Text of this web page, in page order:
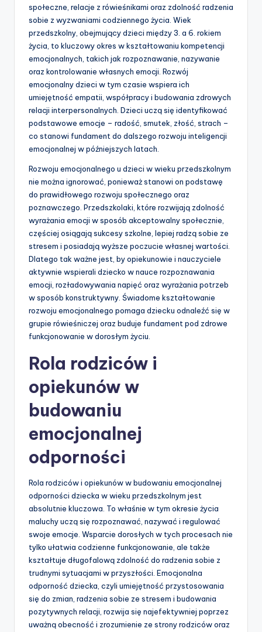
społeczne, relacje z rówieśnikami oraz zdolność radzenia
sobie z wyzwaniami codziennego życia. Wiek
przedszkolny, obejmujący dzieci między 3. a 6. rokiem
życia, to kluczowy okres w kształtowaniu kompetencji
emocjonalnych, takich jak rozpoznawanie, nazywanie
oraz kontrolowanie własnych emocji. Rozwój
emocjonalny dzieci w tym czasie wspiera ich
umiejętność empatii, współpracy i budowania zdrowych
relacji interpersonalnych. Dzieci uczą się identyfikować
podstawowe emocje – radość, smutek, złość, strach –
co stanowi fundament do dalszego rozwoju inteligencji
emocjonalnej w późniejszych latach.
Rozwoju emocjonalnego u dzieci w wieku przedszkolnym
nie można ignorować, ponieważ stanowi on podstawę
do prawidłowego rozwoju społecznego oraz
poznawczego. Przedszkolaki, które rozwijają zdolność
wyrażania emocji w sposób akceptowalny społecznie,
częściej osiągają sukcesy szkolne, lepiej radzą sobie ze
stresem i posiadają wyższe poczucie własnej wartości.
Dlatego tak ważne jest, by opiekunowie i nauczyciele
aktywnie wspierali dziecko w nauce rozpoznawania
emocji, rozładowywania napięć oraz wyrażania potrzeb
w sposób konstruktywny. Świadome kształtowanie
rozwoju emocjonalnego pomaga dziecku odnaleźć się w
grupie rówieśniczej oraz buduje fundament pod zdrowe
funkcjonowanie w dorosłym życiu.
Rola rodziców i
opiekunów w
budowaniu
emocjonalnej
odporności
Rola rodziców i opiekunów w budowaniu emocjonalnej
odporności dziecka w wieku przedszkolnym jest
absolutnie kluczowa. To właśnie w tym okresie życia
maluchy uczą się rozpoznawać, nazywać i regulować
swoje emocje. Wsparcie dorosłych w tych procesach nie
tylko ułatwia codzienne funkcjonowanie, ale także
kształtuje długofalową zdolność do radzenia sobie z
trudnymi sytuacjami w przyszłości. Emocjonalna
odporność dziecka, czyli umiejętność przystosowania
się do zmian, radzenia sobie ze stresem i budowania
pozytywnych relacji, rozwija się najefektywniej poprzez
uważną obecność i zrozumienie ze strony rodziców oraz